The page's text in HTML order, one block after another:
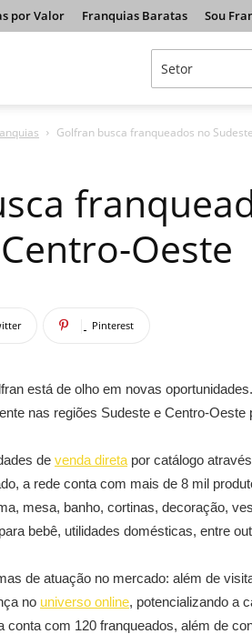
por Valor Franquias Baratas Sou
Golfran busca franqueados no
Oeste
Pinterest
está de olho em novas
nas regiões Sudeste e Centro-Oeste
de venda direta por catálogo
a rede conta com mais de 8 mil
mesa, banho, cortinas, decoração,
bebê, utilidades domésticas, entre
de atuação no mercado: além de
no universo online, potencializando a
conta com 120 franqueados, além de